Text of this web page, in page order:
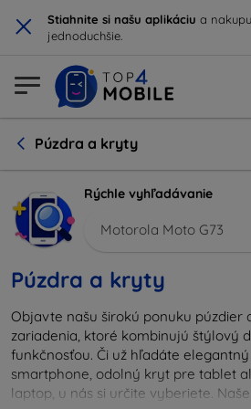
× Stiahnite si našu aplikáciu a
jednoduchšie.
Púzdra a kryty
Rýchle vyhľadávanie
Motorola Moto G73
Púzdra a kryty
Objavte našu širokú ponuku púzdier
zariadenia, ktoré kombinujú štýlový
funkčnosťou. Či už hľadáte
smartphone, odolný kryt pre tablet
laptop, u nás si určite vyberiete.